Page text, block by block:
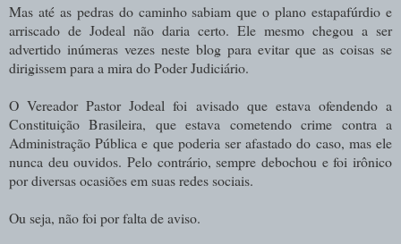
Mas até as pedras do caminho sabiam que o plano estapafúrdio e
arriscado de Jodeal não daria certo. Ele mesmo chegou a ser
advertido inúmeras vezes neste blog para evitar que as coisas se
dirigissem para a mira do Poder Judiciário.
O Vereador Pastor Jodeal foi avisado que estava ofendendo a
Constituição Brasileira, que estava cometendo crime contra a
Administração Pública e que poderia ser afastado do caso, mas ele
nunca deu ouvidos. Pelo contrário, sempre debochou e foi irônico
por diversas ocasiões em suas redes sociais.
Ou seja, não foi por falta de aviso.